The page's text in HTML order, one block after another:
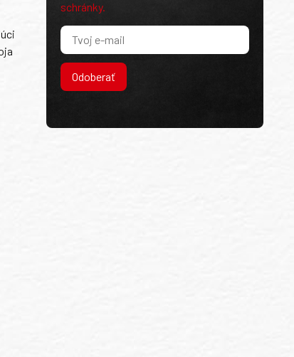
schránky.
Odoberať